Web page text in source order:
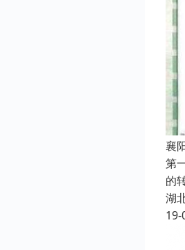
襄
第
的
湖
19-